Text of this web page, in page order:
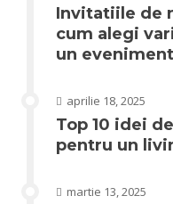
Invitatiile de
cum alegi
un
aprilie 18, 2025
Top 10 idei
pentru un
martie 13, 2025